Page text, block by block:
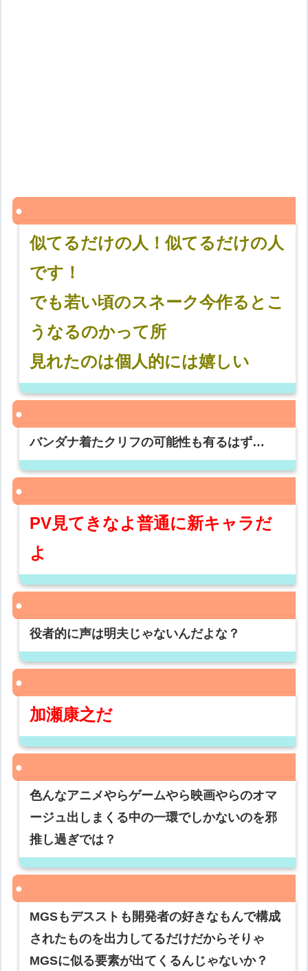
似てるだけの人！似てるだけの人
です！
でも若い頃のスネーク今作るとこ
うなるのかって所
見れたのは個人的には嬉しい
バンダナ着たクリフの可能性も有るはず…
PV見てきなよ普通に新キャラだ
よ
役者的に声は明夫じゃないんだよな？
加瀬康之だ
色んなアニメやらゲームやら映画やらのオマ
ージュ出しまくる中の一環でしかないのを邪
推し過ぎでは？
MGSもデスストも開発者の好きなもんで構成
されたものを出力してるだけだからそりゃ
MGSに似る要素が出てくるんじゃないか？